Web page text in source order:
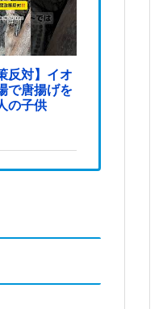
反対】イオ
で唐揚げを
の子供